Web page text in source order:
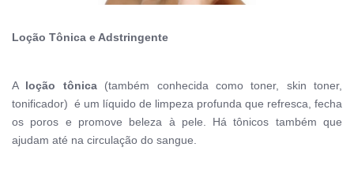
Loção Tônica e Adstringente
A loção tônica(também conhecida comotoner, skin toner,
tonificador) é um líquido de limpeza profunda que refresca, fecha
os poros e promove beleza à pele. Há tônicos também que
ajudam até na circulação do sangue.